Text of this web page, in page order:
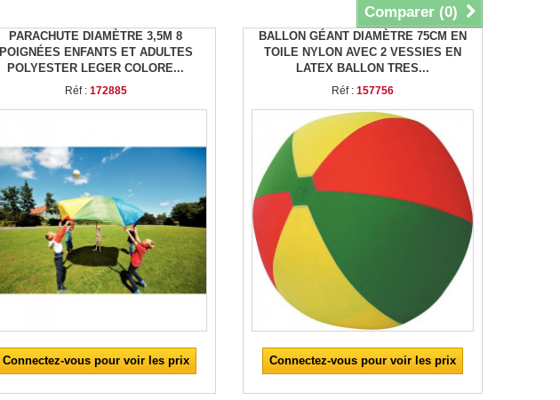
Comparer (0)
PARACHUTE DIAMÈTRE 3,5M 8
POIGNÉES ENFANTS ET ADULTES
POLYESTER LEGER COLORE...
Réf : 172885
Connectez-vous pour voir les prix
BALLON GÉANT DIAMÈTRE 75CM EN
TOILE NYLON AVEC 2 VESSIES EN
LATEX BALLON TRES...
Réf : 157756
Connectez-vous pour voir les prix